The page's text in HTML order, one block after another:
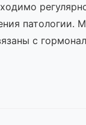
патологии.
с